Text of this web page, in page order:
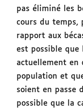
pas éliminé les
cours du temps,
rapport aux
est possible
actuellement en
population et
soient en passe
possible que la